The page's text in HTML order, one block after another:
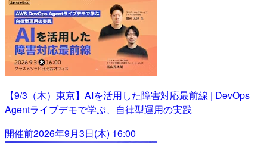
【9/3（木）東京】AIを活用した障害対応最前線 | DevOps
Agentライブデモで学ぶ、自律型運用の実践
開催前2026年9月3日(木) 16:00